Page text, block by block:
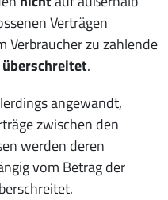
Verträgen
Verbraucher zu zahlende
.
angewandt,
zwischen den
werden deren
vom Betrag der